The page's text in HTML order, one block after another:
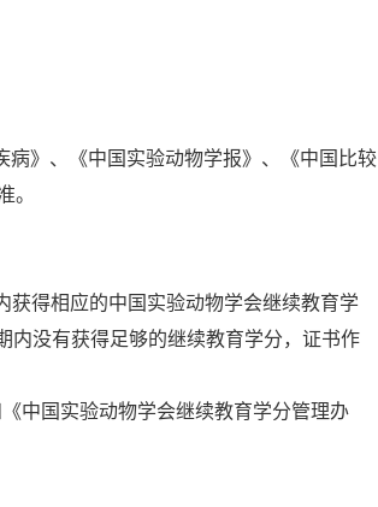
》、《中国实验动物学报》、《中国比较
。
得相应的中国实验动物学会继续教育学
内没有获得足够的继续教育学分，证书作
中国实验动物学会继续教育学分管理办